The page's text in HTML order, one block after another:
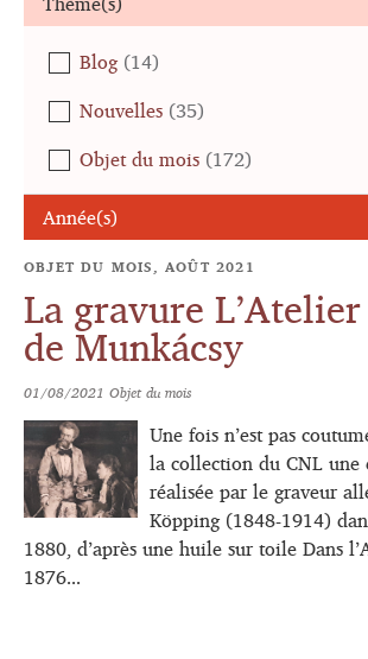
Blog (14)
Nouvelles (35)
Objet du mois (172)
Année(s)
OBJET DU MOIS, AOÛT 2021
La gravure
de Munkácsy
01/08/2021 Objet du mois
Une fois n’est pas
la collection du CNL une
réalisée par le graveur
Köpping (1848-1914)
1880, d’après une huile sur toile Dans
1876...